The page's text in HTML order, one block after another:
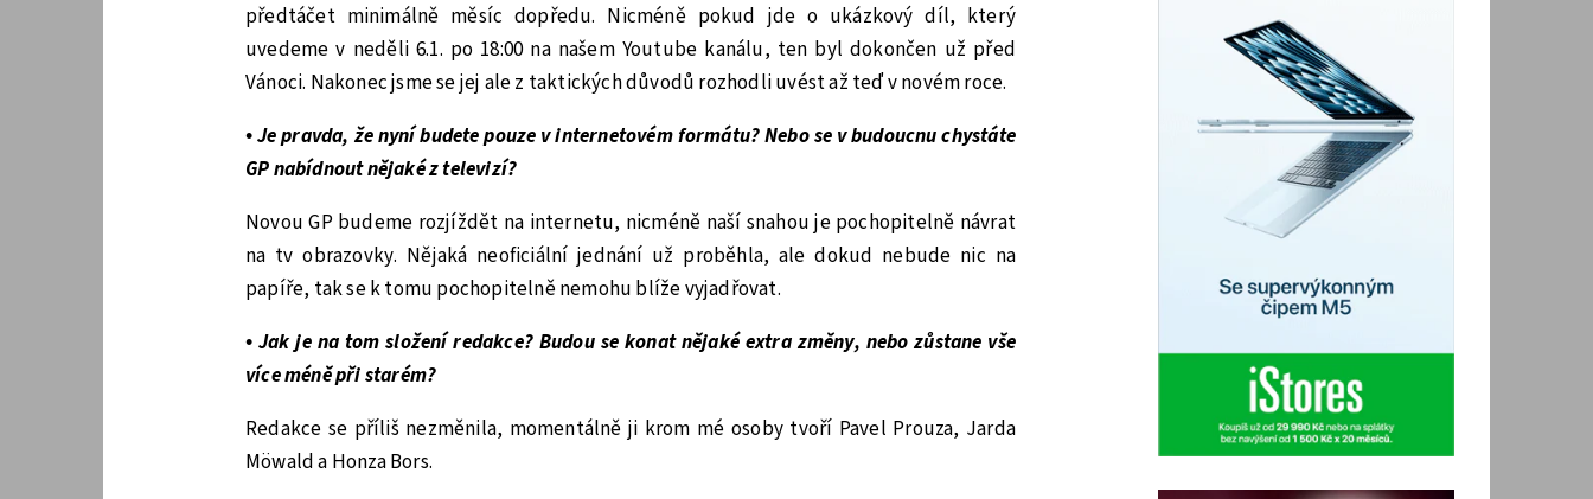
předtáčet minimálně měsíc dopředu. Nicméně pokud jde o ukázkový díl, který
uvedeme v neděli 6.1. po 18:00 na našem Youtube kanálu, ten byl dokončen už před
Vánoci. Nakonec jsme se jej ale z taktických důvodů rozhodli uvést až teď v novém roce.
• Je pravda, že nyní budete pouze v internetovém formátu? Nebo se v budoucnu chystáte
GP nabídnout nějaké z televizí?
Novou GP budeme rozjíždět na internetu, nicméně naší snahou je pochopitelně návrat
na tv obrazovky. Nějaká neoficiální jednání už proběhla, ale dokud nebude nic na
papíře, tak se k tomu pochopitelně nemohu blíže vyjadřovat.
• Jak je na tom složení redakce? Budou se konat nějaké extra změny, nebo zůstane vše
více méně při starém?
Redakce se příliš nezměnila, momentálně ji krom mé osoby tvoří Pavel Prouza, Jarda
Möwald a Honza Bors.